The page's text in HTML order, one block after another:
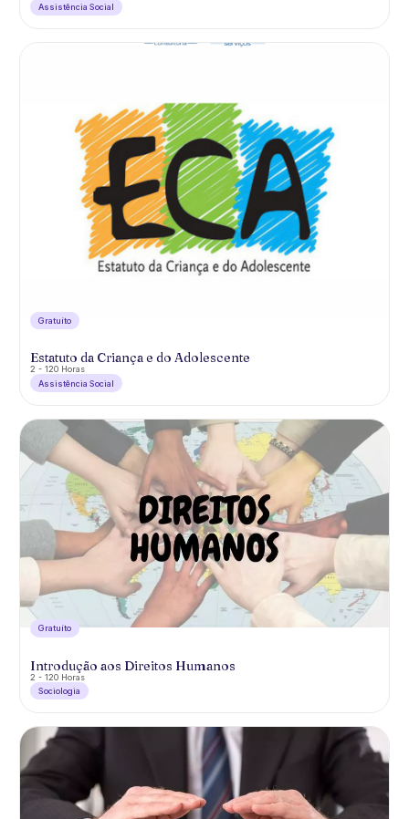
Assistência Social
Gratuíto
Estatuto da Criança e do Adolescente
2 - 120 Horas
Assistência Social
Gratuíto
Introdução aos Direitos Humanos
2 - 120 Horas
Sociologia